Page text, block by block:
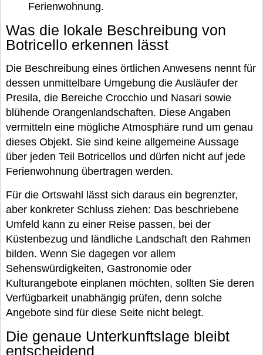
Ferienwohnung.
Was die lokale Beschreibung von
Botricello erkennen lässt
Die Beschreibung eines örtlichen Anwesens nennt für
dessen unmittelbare Umgebung die Ausläufer der
Presila, die Bereiche Crocchio und Nasari sowie
blühende Orangenlandschaften. Diese Angaben
vermitteln eine mögliche Atmosphäre rund um genau
dieses Objekt. Sie sind keine allgemeine Aussage
über jeden Teil Botricellos und dürfen nicht auf jede
Ferienwohnung übertragen werden.
Für die Ortswahl lässt sich daraus ein begrenzter,
aber konkreter Schluss ziehen: Das beschriebene
Umfeld kann zu einer Reise passen, bei der
Küstenbezug und ländliche Landschaft den Rahmen
bilden. Wenn Sie dagegen vor allem
Sehenswürdigkeiten, Gastronomie oder
Kulturangebote einplanen möchten, sollten Sie deren
Verfügbarkeit unabhängig prüfen, denn solche
Angebote sind für diese Seite nicht belegt.
Die genaue Unterkunftslage bleibt
entscheidend